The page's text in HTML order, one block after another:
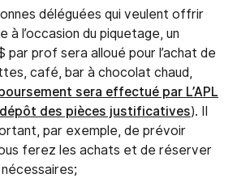
déléguées qui veulent offrir
à l’occasion du piquetage, un
par prof sera alloué pour l’achat de
café, bar à chocolat chaud,
sera effectué par L’APL
des pièces justificatives). Il
par exemple, de prévoir
ferez les achats et de réserver